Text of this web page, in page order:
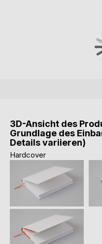
3D-Ansicht des
Grundlage des
Details variieren)
Hardcover